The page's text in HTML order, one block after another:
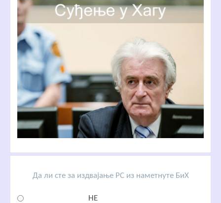
Да ли сте за издвајање РС из наметнуте БиХ
НЕ